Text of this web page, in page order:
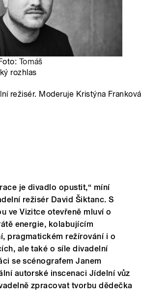
Tomáš
rozhlas
režisér. Moderuje Kristýna Franková
je divadlo opustit,“ míní
režisér David Šiktanc. S
ve Vizitce otevřeně mluví o
energie, kolabujícím
pragmatickém režírování i o
ale také o síle divadelní
se scénografem Janem
autorské inscenaci Jídelní vůz
zpracovat tvorbu dědečka